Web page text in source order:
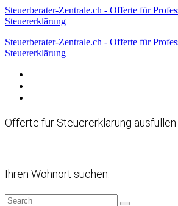
Steuerberater-Zentrale.ch - Offerte für
Steuererklärung
Steuerberater-Zentrale.ch - Offerte für
Steuererklärung
Offerte für Steuererklärung ausfüllen
Ihren Wohnort suchen: